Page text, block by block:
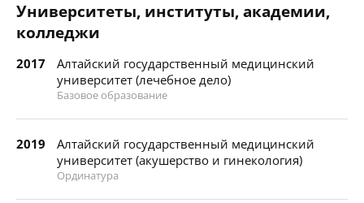
Университеты, институты, академии,
колледжи
2017
Алтайский государственный медицинский
университет (лечебное дело)
Базовое образование
2019
Алтайский государственный медицинский
университет (акушерство и гинекология)
Ординатура